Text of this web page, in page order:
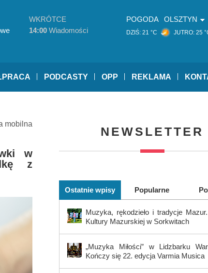
WKRÓTCE
14:00 Wiadomości
POGODA OLSZTYN
DZIŚ: 21 °C JUTRO: 25
PODCASTY OPP REKLAMA
mobilna
w
z
NEWSLETTER
Ostatnie wpisy Popularne
Muzyka, rękodzieło i tradycje
Kultury Mazurskiej w Sorkwitach
„Muzyka Miłości” w Lidzbarku
Kończy się 22. edycja Varmia Musica